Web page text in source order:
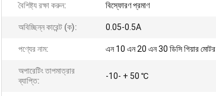
বৈশিষ্ট্য রক্ষা করুন: বিস্ফোরণ প্রমাণ
অবিচ্ছিন্ন কারেন্ট (ক): 0.05-0.5A
পণ্যের নাম: এন 10 এন 20 এন 30 ডিসি গিয়ার মোটর
অপারেটিং তাপমাত্রার
ব্যাপ্তি:
-10- + 50 ℃